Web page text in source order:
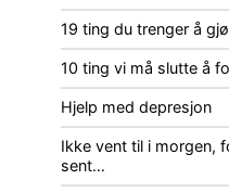
19 ting du trenger å
10 ting vi må slutte å
Hjelp med depresjon
Ikke vent til i morgen,
sent…